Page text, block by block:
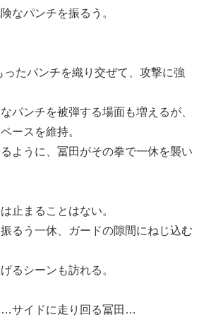
なパンチを振るう。
たパンチを織り交ぜて、攻撃に強
パンチを被弾する場面も増えるが、
ースを維持。
ように、冨田がその拳で一休を襲い
止まることはない。
るう一休、ガードの隙間にねじ込む
るシーンも訪れる。
…サイドに走り回る冨田…